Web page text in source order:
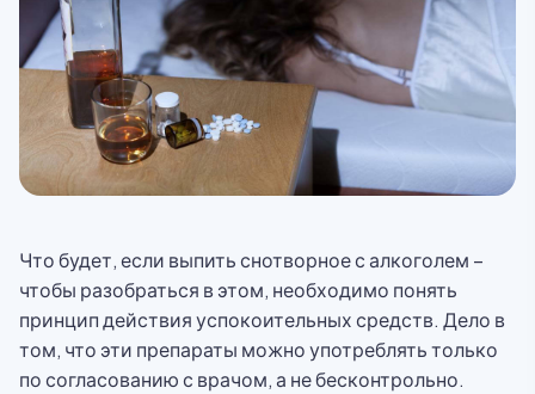
Что будет, если выпить снотворное с алкоголем –
чтобы разобраться в этом, необходимо понять
принцип действия успокоительных средств. Дело в
том, что эти препараты можно употреблять только
по согласованию с врачом, а не бесконтрольно.